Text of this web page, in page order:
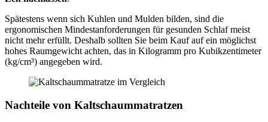
Spätestens wenn sich Kuhlen und Mulden bilden, sind die
ergonomischen Mindestanforderungen für gesunden Schlaf meist
nicht mehr erfüllt. Deshalb sollten Sie beim Kauf auf ein möglichst
hohes Raumgewicht achten, das in Kilogramm pro Kubikzentimeter
(kg/cm³) angegeben wird.
Nachteile von Kaltschaummatratzen